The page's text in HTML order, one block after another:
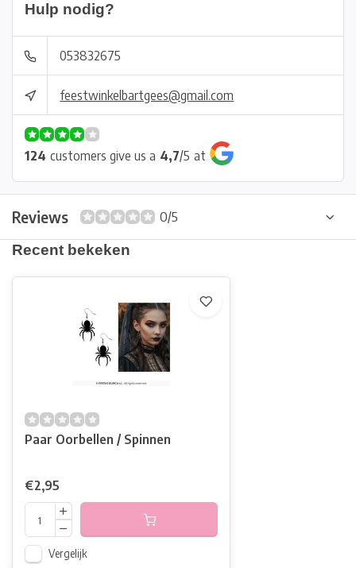
Hulp nodig?
053832675
feestwinkelbartgees@gmail.com
124 customers give us a 4,7/5 at
Reviews
0/5
Recent bekeken
Paar Oorbellen / Spinnen
€2,95
Vergelijk